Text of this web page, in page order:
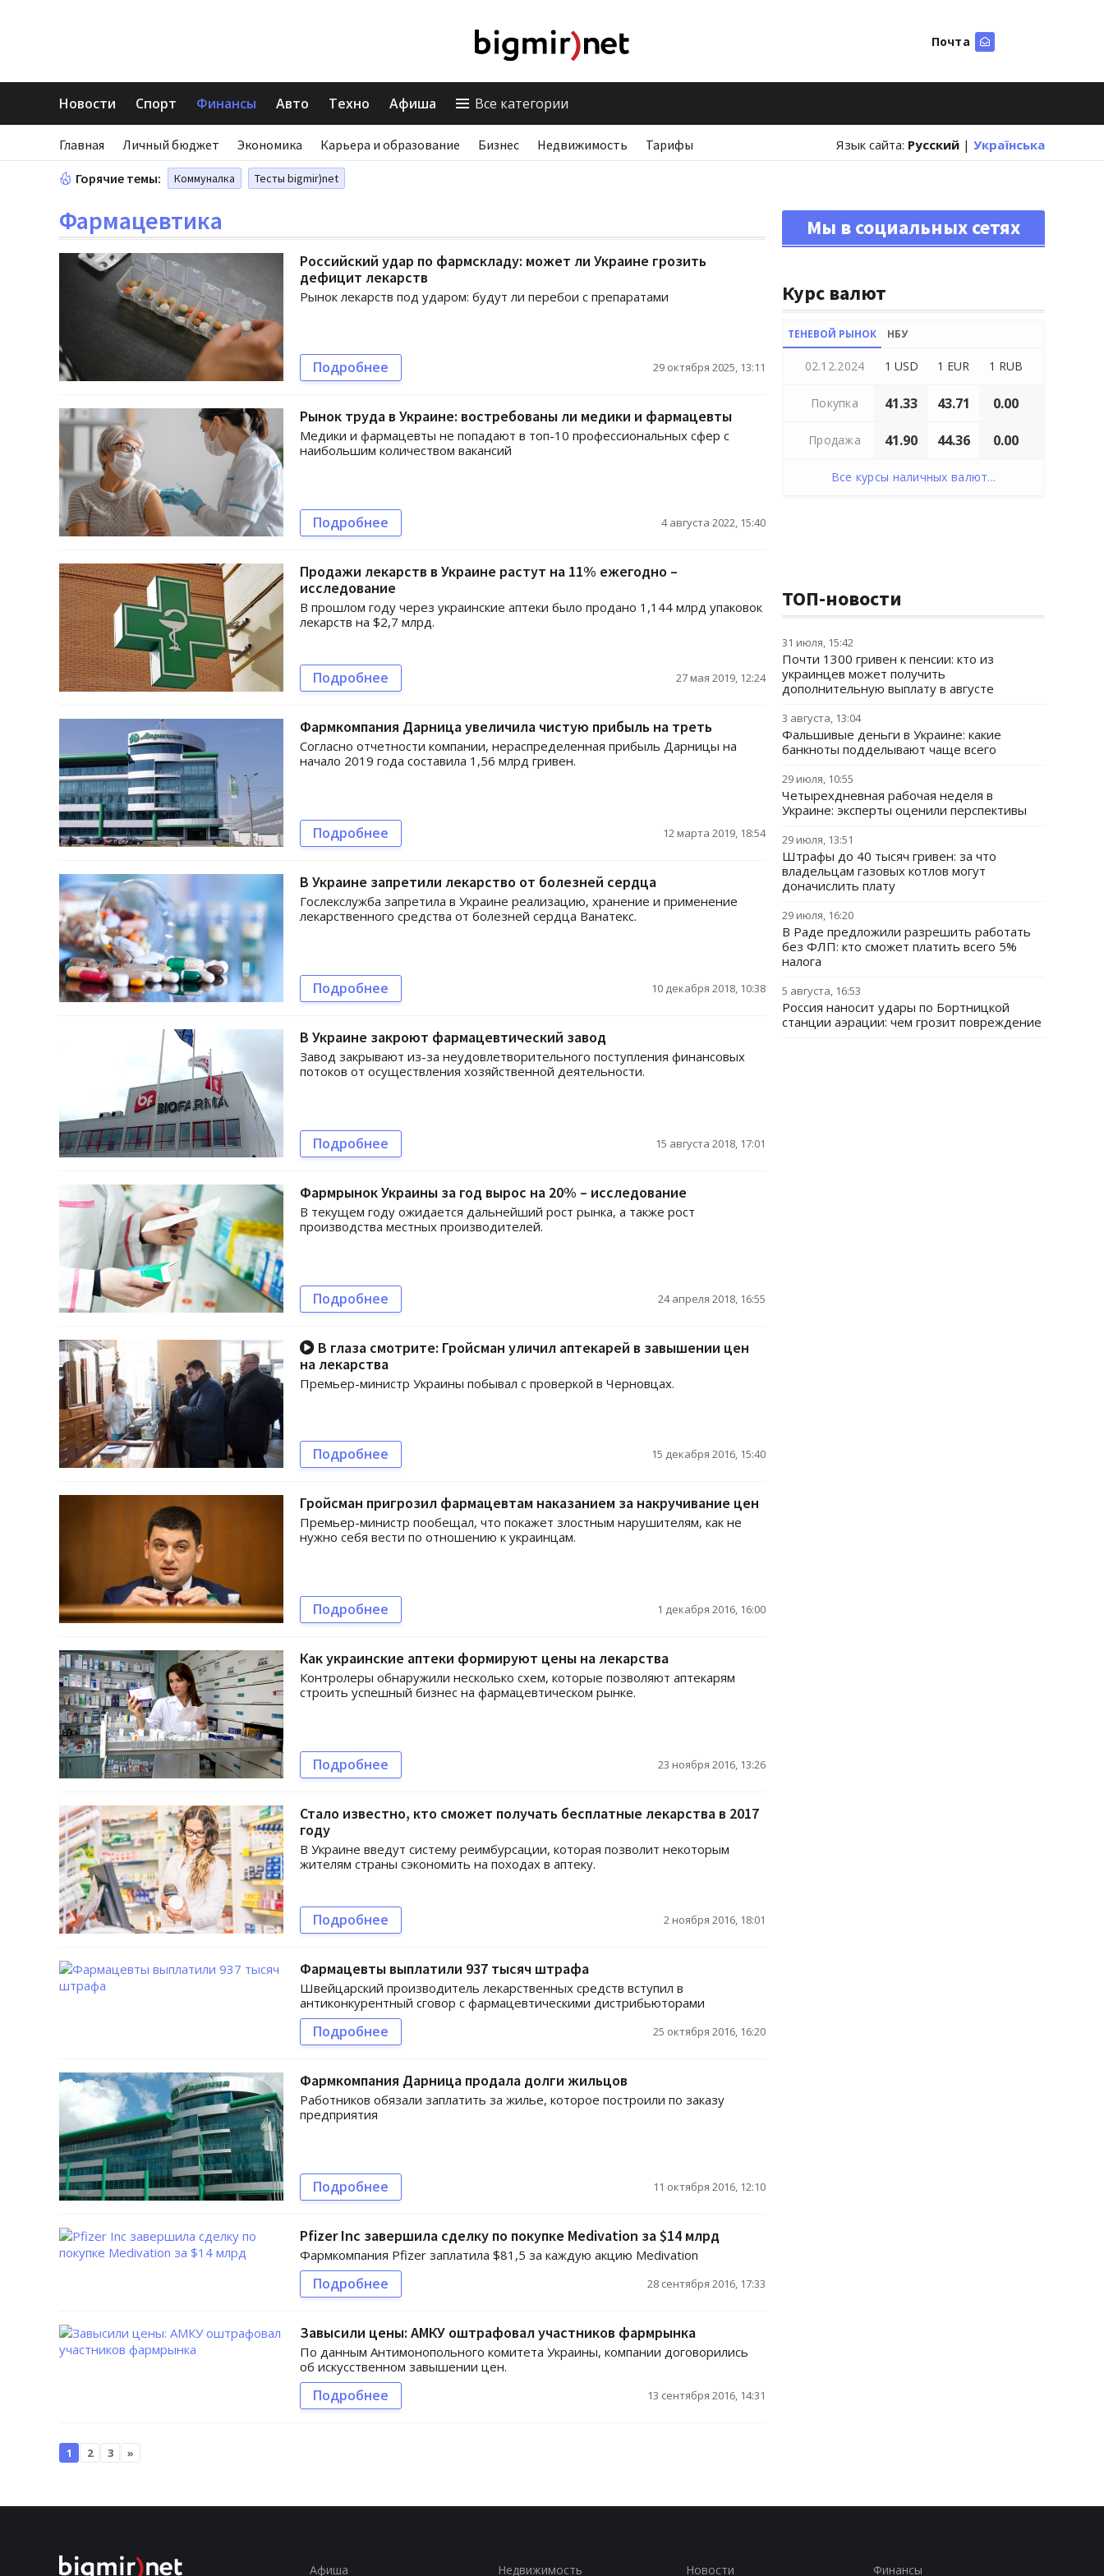
Почта
Новости Спорт Финансы Авто Техно Афиша Все категории
Главная Личный бюджет Экономика Карьера и образование Бизнес Недвижимость Тарифы Язык сайта: Русский | Українська
Горячие темы: Коммуналка Тесты bigmir)net
Фармацевтика
Российский удар по фармскладу: может ли Украине грозить
дефицит лекарств
Рынок лекарств под ударом: будут ли перебои с препаратами
Подробнее 29 октября 2025, 13:11
Рынок труда в Украине: востребованы ли медики и фармацевты
Медики и фармацевты не попадают в топ-10 профессиональных сфер с
наибольшим количеством вакансий
Подробнее 4 августа 2022, 15:40
Продажи лекарств в Украине растут на 11% ежегодно –
исследование
В прошлом году через украинские аптеки было продано 1,144 млрд упаковок
лекарств на $2,7 млрд.
Подробнее 27 мая 2019, 12:24
Фармкомпания Дарница увеличила чистую прибыль на треть
Согласно отчетности компании, нераспределенная прибыль Дарницы на
начало 2019 года составила 1,56 млрд гривен.
Подробнее 12 марта 2019, 18:54
В Украине запретили лекарство от болезней сердца
Гослекслужба запретила в Украине реализацию, хранение и применение
лекарственного средства от болезней сердца Ванатекс.
Подробнее 10 декабря 2018, 10:38
В Украине закроют фармацевтический завод
Завод закрывают из-за неудовлетворительного поступления финансовых
потоков от осуществления хозяйственной деятельности.
Подробнее 15 августа 2018, 17:01
Фармрынок Украины за год вырос на 20% – исследование
В текущем году ожидается дальнейший рост рынка, а также рост
производства местных производителей.
Подробнее 24 апреля 2018, 16:55
В глаза смотрите: Гройсман уличил аптекарей в завышении цен
на лекарства
Премьер-министр Украины побывал с проверкой в Черновцах.
Подробнее 15 декабря 2016, 15:40
Гройсман пригрозил фармацевтам наказанием за накручивание цен
Премьер-министр пообещал, что покажет злостным нарушителям, как не
нужно себя вести по отношению к украинцам.
Подробнее 1 декабря 2016, 16:00
Как украинские аптеки формируют цены на лекарства
Контролеры обнаружили несколько схем, которые позволяют аптекарям
строить успешный бизнес на фармацевтическом рынке.
Подробнее 23 ноября 2016, 13:26
Стало известно, кто сможет получать бесплатные лекарства в 2017
году
В Украине введут систему реимбурсации, которая позволит некоторым
жителям страны сэкономить на походах в аптеку.
Подробнее 2 ноября 2016, 18:01
Фармацевты выплатили 937 тысяч штрафа
Швейцарский производитель лекарственных средств вступил в
антиконкурентный сговор с фармацевтическими дистрибьюторами
Подробнее 25 октября 2016, 16:20
Фармкомпания Дарница продала долги жильцов
Работников обязали заплатить за жилье, которое построили по заказу
предприятия
Подробнее 11 октября 2016, 12:10
Pfizer Inc завершила сделку по покупке Medivation за $14 млрд
Фармкомпания Pfizer заплатила $81,5 за каждую акцию Medivation
Подробнее 28 сентября 2016, 17:33
Завысили цены: АМКУ оштрафовал участников фармрынка
По данным Антимонопольного комитета Украины, компании договорились
об искусственном завышении цен.
Подробнее 13 сентября 2016, 14:31
1 2 3 »
Мы в социальных сетях
Курс валют
ТЕНЕВОЙ РЫНОК НБУ
02.12.2024 1 USD 1 EUR 1 RUB
Покупка 41.33 43.71 0.00
Продажа 41.90 44.36 0.00
Все курсы наличных валют...
ТОП-новости
31 июля, 15:42
Почти 1300 гривен к пенсии: кто из
украинцев может получить
дополнительную выплату в августе
3 августа, 13:04
Фальшивые деньги в Украине: какие
банкноты подделывают чаще всего
29 июля, 10:55
Четырехдневная рабочая неделя в
Украине: эксперты оценили перспективы
29 июля, 13:51
Штрафы до 40 тысяч гривен: за что
владельцам газовых котлов могут
доначислить плату
29 июля, 16:20
В Раде предложили разрешить работать
без ФЛП: кто сможет платить всего 5%
налога
5 августа, 16:53
Россия наносит удары по Бортницкой
станции аэрации: чем грозит повреждение
Афиша Недвижимость Новости Финансы